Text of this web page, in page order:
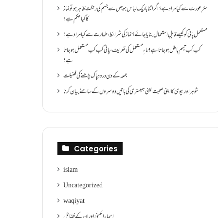
سترِ عورت سے کیا مراد ہے؟اگر اتنا باریک لباس ہو جس سے جسم کی رنگت ظاہر ہو تو نماز
کا کیا حکم ہے؟
مستعمل پانی کو کیسے قابلِ استعمال بنایا جائے؟ نماز کی شرائط ،طہارت سے کیا مراد ہے؟
کب کب تیمم باطل ہو جاتا ہے؟ ماءِ مستعمل کی تعریف ،پانی کب کب مستعمل ہو جاتا
ہے؟
جمعہ کے دن درود پاک پڑھنے کی فضیلت
شوہر اور بیوی کا اپنی صحبت یعنی ہمبستری کی باتیں دوسروں کے سامنے بیان کرنا
Categories
islam
Uncategorized
waqiyat